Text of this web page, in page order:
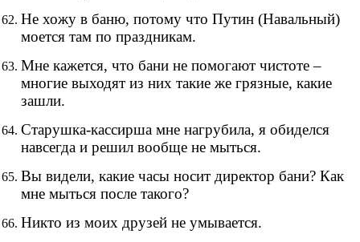
Не хожу в баню, потому что Путин (Навальный)
моется там по праздникам.
Мне кажется, что бани не помогают чистоте –
многие выходят из них такие же грязные, какие
зашли.
Старушка-кассирша мне нагрубила, я обиделся
навсегда и решил вообще не мыться.
Вы видели, какие часы носит директор бани? Как
мне мыться после такого?
Никто из моих друзей не умывается.